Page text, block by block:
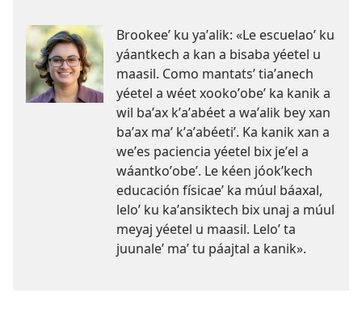
Brookeeʼ ku yaʼalik: «Le escuelaoʼ ku
yáantkech a kan a bisaba yéetel u
maasil. Como mantatsʼ tiaʼanech
yéetel a wéet xookoʼobeʼ ka kanik a
wil baʼax kʼaʼabéet a waʼalik bey xan
baʼax maʼ kʼaʼabéetiʼ. Ka kanik xan a
weʼes paciencia yéetel bix jeʼel a
wáantkoʼobeʼ. Le kéen jóokʼkech
educación físicaeʼ ka múul báaxal,
leloʼ ku kaʼansiktech bix unaj a múul
meyaj yéetel u maasil. Leloʼ ta
juunaleʼ maʼ tu páajtal a kanik».